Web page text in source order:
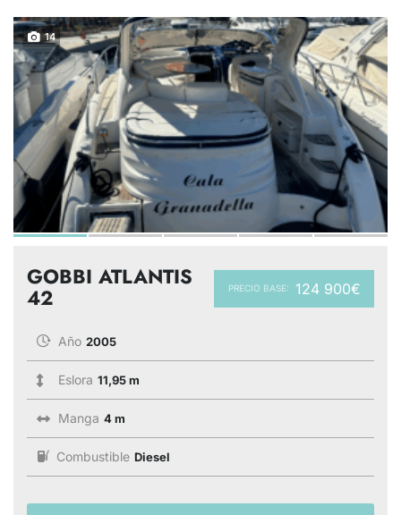
14
PRECIO BASE: 124 900€
GOBBI ATLANTIS
42
Año 2005
Eslora 11,95 m
Manga 4 m
Combustible Diesel